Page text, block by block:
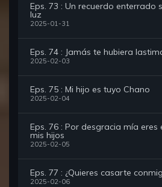
Eps. 73 : Un recuerdo enterrado
luz
2025-01-31
Eps. 74 : Jamás te hubiera
2025-02-03
Eps. 75 : Mi hijo es tuyo Chano
2025-02-04
Eps. 76 : Por desgracia mía eres
mis hijos
2025-02-05
Eps. 77 : ¿Quieres casarte
2025-02-06